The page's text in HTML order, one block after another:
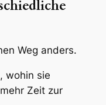
Weg anders.
wohin sie
Zeit zur